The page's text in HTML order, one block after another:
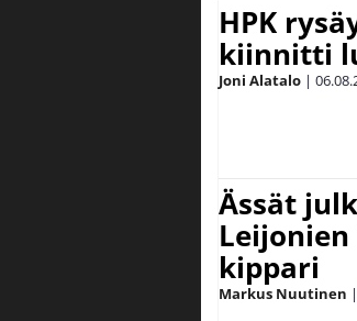
HPK
kiinnitti
Joni Alatalo |
Ässät
kippari
Markus Nuutinen |